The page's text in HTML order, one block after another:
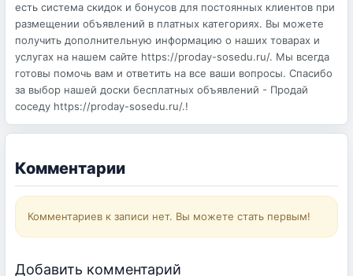
есть система скидок и бонусов для постоянных клиентов при
размещении объявлений в платных категориях. Вы можете
получить дополнительную информацию о наших товарах и
услугах на нашем сайте https://proday-sosedu.ru/. Мы всегда
готовы помочь вам и ответить на все ваши вопросы. Спасибо
за выбор нашей доски бесплатных объявлений - Продай
соседу https://proday-sosedu.ru/.!
Комментарии
Комментариев к записи нет. Вы можете стать первым!
Добавить комментарий